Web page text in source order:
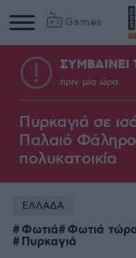
Games
ΣΥΜΒΑΙΝΕΙ
πριν μία ώρα
Πυρκαγιά σε
Παλαιό
πολυκατοικία
ΕΛΛΑΔΑ
Φωτιά Φωτιά
Πυρκαγιά